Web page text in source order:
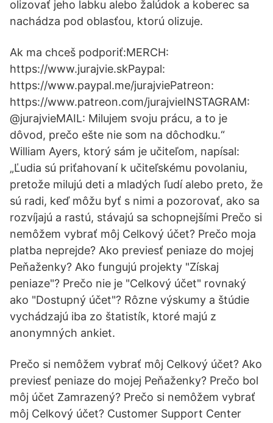
olizovať jeho labku alebo žalúdok a koberec sa
nachádza pod oblasťou, ktorú olizuje.
Ak ma chceš podporiť:MERCH:
https://www.jurajvie.skPaypal:
https://www.paypal.me/jurajviePatreon:
https://www.patreon.com/jurajvieINSTAGRAM:
@jurajvieMAIL: Milujem svoju prácu, a to je
dôvod, prečo ešte nie som na dôchodku.“
William Ayers, ktorý sám je učiteľom, napísal:
„Ľudia sú priťahovaní k učiteľskému povolaniu,
pretože milujú deti a mladých ľudí alebo preto, že
sú radi, keď môžu byť s nimi a pozorovať, ako sa
rozvíjajú a rastú, stávajú sa schopnejšími Prečo si
nemôžem vybrať môj Celkový účet? Prečo moja
platba neprejde? Ako previesť peniaze do mojej
Peňaženky? Ako fungujú projekty "Získaj
peniaze"? Prečo nie je "Celkový účet" rovnaký
ako "Dostupný účet"? Rôzne výskumy a štúdie
vychádzajú iba zo štatistík, ktoré majú z
anonymných ankiet.
Prečo si nemôžem vybrať môj Celkový účet? Ako
previesť peniaze do mojej Peňaženky? Prečo bol
môj účet Zamrazený? Prečo si nemôžem vybrať
môj Celkový účet? Customer Support Center